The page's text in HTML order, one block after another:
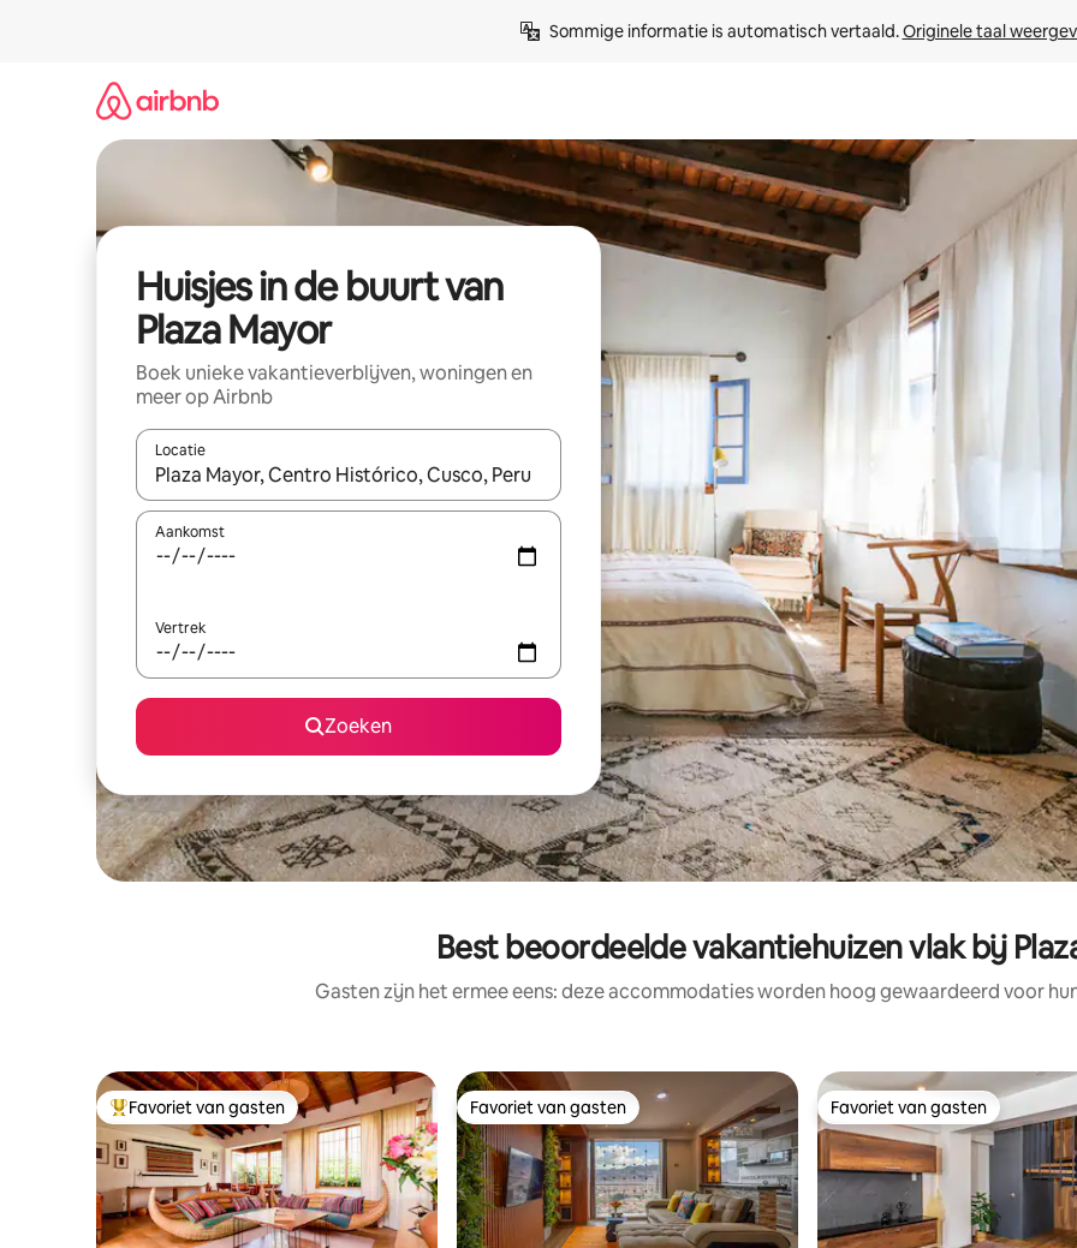
Sommige informatie is automatisch vertaald. Originele taal
Huisjes in de buurt van
Plaza Mayor
Boek unieke vakantieverblijven, woningen en
meer op Airbnb
Locatie
Wanneer er suggesties beschikbaar zijn, maak je een keuze met je de pijltjestoetsen omhoog en omlaag, óf door te
Aankomst
Vertrek
Zoeken
Best beoordeelde vakantiehuizen vlak bij
Gasten zijn het ermee eens: deze accommodaties worden hoog gewaardeerd voor
Topfavoriet van gasten
Favoriet van gasten Favoriet van gasten
Favoriet van gasten Favoriet van gasten
Favoriet van gasten